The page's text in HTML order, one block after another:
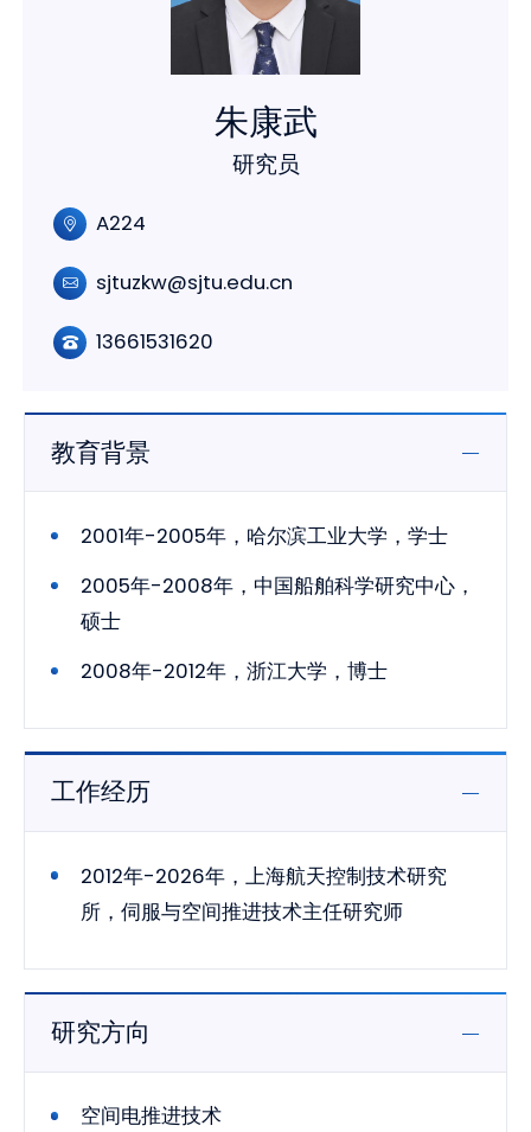
朱康武
研究员
A224
sjtuzkw@sjtu.edu.cn
13661531620
教育背景
2001年-2005年，哈尔滨工业大学，学士
2005年-2008年，中国船舶科学研究中心，
硕士
2008年-2012年，浙江大学，博士
工作经历
2012年-2026年，上海航天控制技术研究
所，伺服与空间推进技术主任研究师
研究方向
空间电推进技术